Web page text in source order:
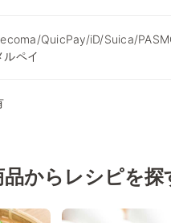
QuicPay/iD/Suica/
ルペイ
からレシピを探